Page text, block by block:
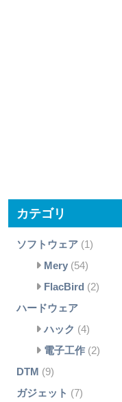
カテゴリ
ソフトウェア(1)
Mery(54)
FlacBird (2)
ハードウェア
ハック (4)
電子工作(2)
DTM (9)
ガジェット (7)